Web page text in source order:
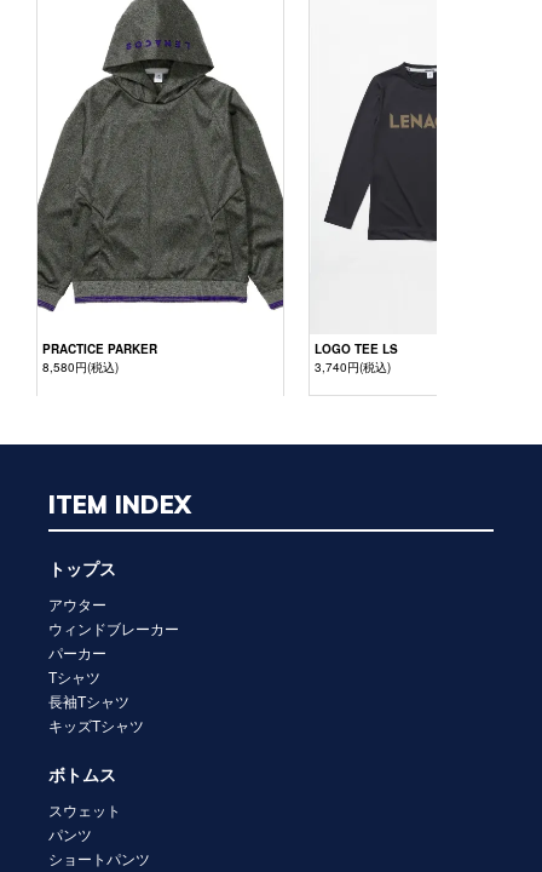
PRACTICE PARKER
8,580円(税込)
LOGO TEE LS
3,740円(税込)
ITEM INDEX
トップス
アウター
ウィンドブレーカー
パーカー
Tシャツ
長袖Tシャツ
キッズTシャツ
ボトムス
スウェット
パンツ
ショートパンツ